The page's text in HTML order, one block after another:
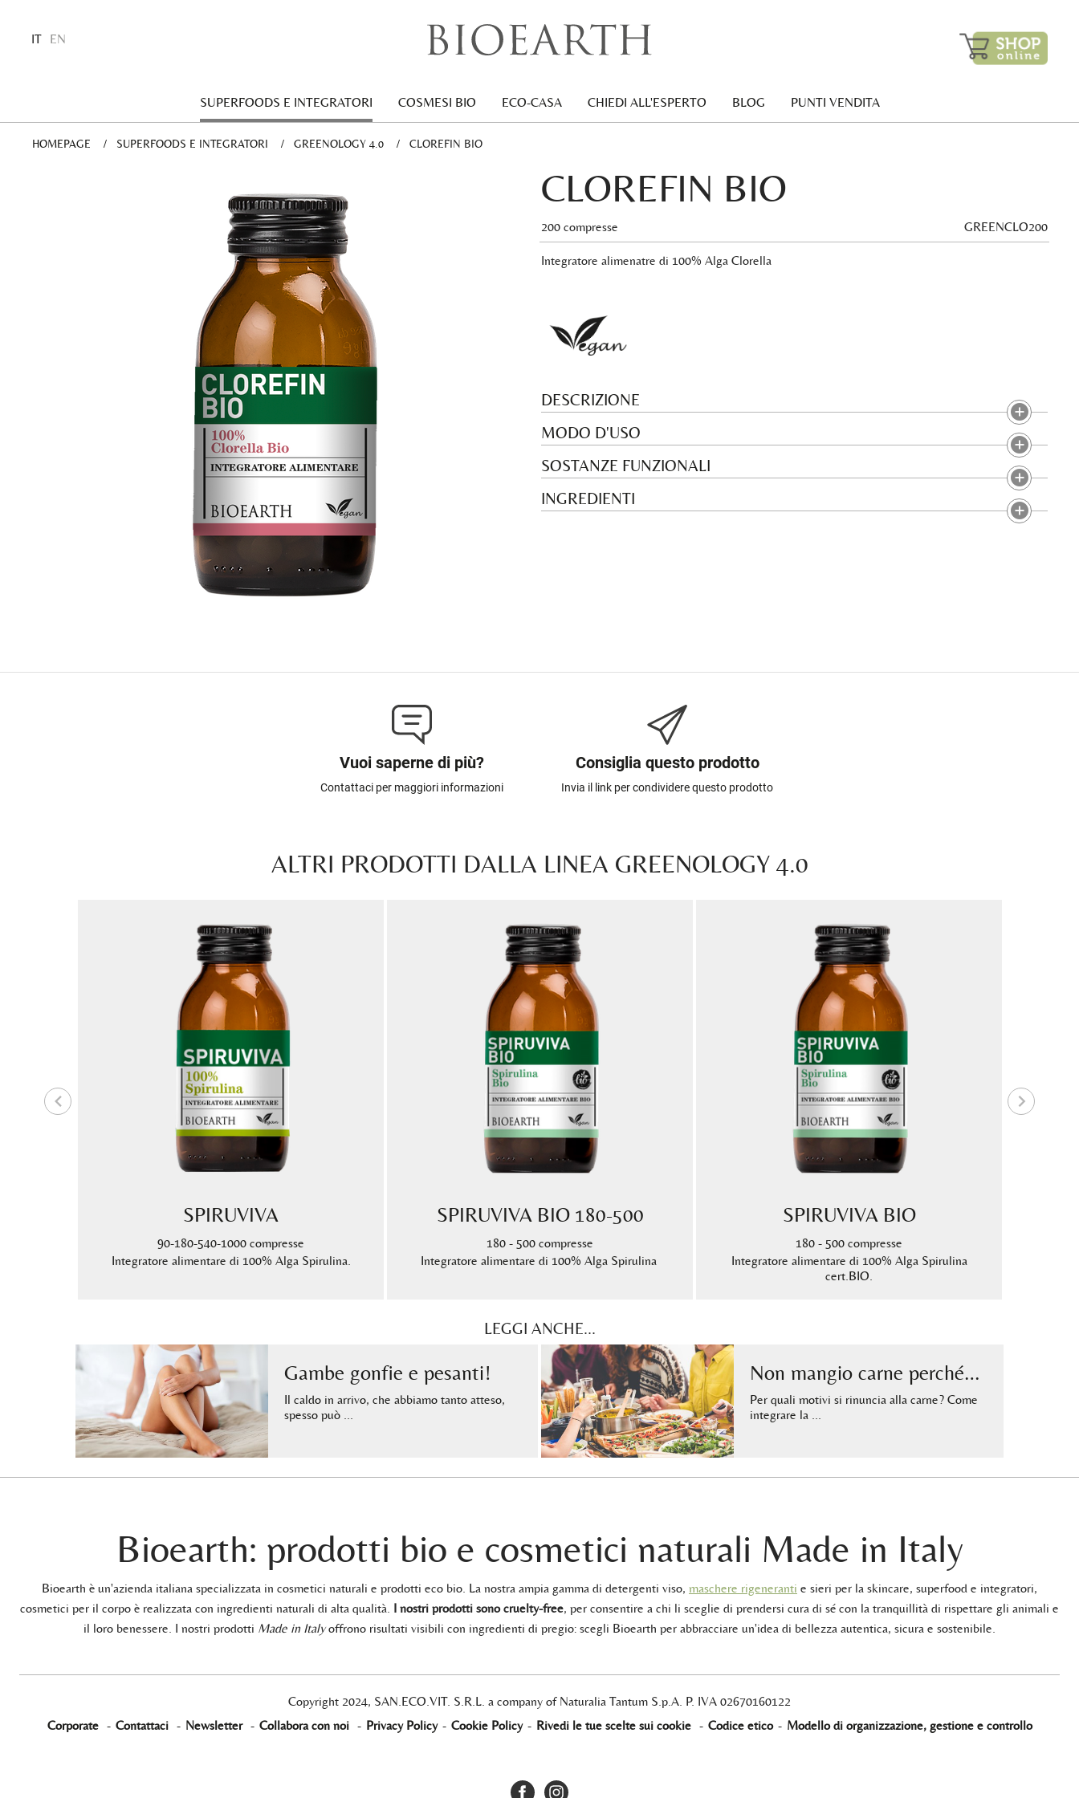
IT EN
SUPERFOODS E INTEGRATORI COSMESI BIO ECO-CASA CHIEDI ALL'ESPERTO BLOG PUNTI VENDITA
HOMEPAGE SUPERFOODS E INTEGRATORI GREENOLOGY 4.0 CURRENT:
CLOREFIN BIO
CLOREFIN BIO
200 compresse GREENCLO200
Integratore alimenatre di 100% Alga Clorella
DESCRIZIONE
MODO D'USO
SOSTANZE FUNZIONALI
INGREDIENTI
Vuoi saperne di più?
Contattaci per maggiori informazioni
Consiglia questo prodotto
Invia il link per condividere questo prodotto
ALTRI PRODOTTI DALLA LINEA GREENOLOGY 4.0
SPIRUVIVA
90-180-540-1000 compresse
Integratore alimentare di 100% Alga Spirulina.
SPIRUVIVA BIO 180-500
180 - 500 compresse
Integratore alimentare di 100% Alga Spirulina
SPIRUVIVA BIO
180 - 500 compresse
Integratore alimentare di 100% Alga Spirulina
cert.BIO.
LEGGI ANCHE...
Gambe gonfie e pesanti!
Il caldo in arrivo, che abbiamo tanto atteso,
spesso può …
Non mangio carne perché…
Per quali motivi si rinuncia alla carne? Come
integrare la …
Bioearth: prodotti bio e cosmetici naturali Made in Italy
Bioearth è un'azienda italiana specializzata in cosmetici naturali e prodotti eco bio. La nostra ampia gamma di detergenti viso, maschere rigeneranti e sieri per la skincare, superfood e integratori,
cosmetici per il corpo è realizzata con ingredienti naturali di alta qualità. I nostri prodotti sono cruelty-free, per consentire a chi li sceglie di prendersi cura di sé con la tranquillità di rispettare gli animali e
il loro benessere. I nostri prodotti Made in Italyoffrono risultati visibili con ingredienti di pregio: scegli Bioearth per abbracciare un'idea di bellezza autentica, sicura e sostenibile.
Copyright 2024, SAN.ECO.VIT. S.R.L. a company of Naturalia Tantum S.p.A. P. IVA 02670160122
Corporate - Contattaci - Newsletter - Collabora con noi - Privacy Policy - Cookie Policy - Rivedi le tue scelte sui cookie - Codice etico - Modello di organizzazione, gestione e controllo